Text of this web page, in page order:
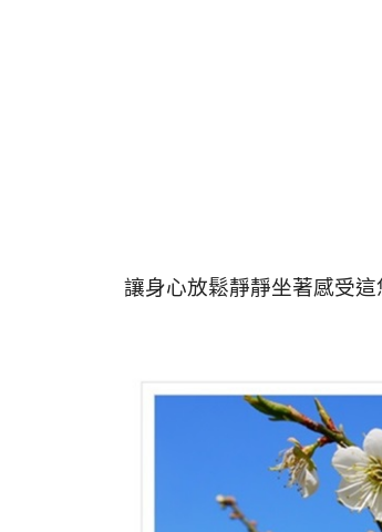
讓身心放鬆靜靜坐著感受這